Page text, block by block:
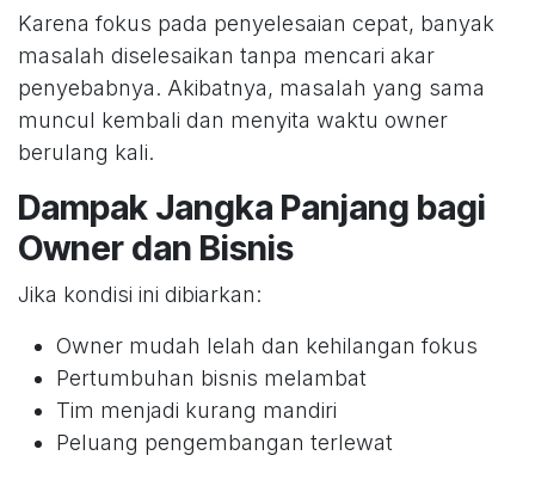
Karena fokus pada penyelesaian cepat, banyak
masalah diselesaikan tanpa mencari akar
penyebabnya. Akibatnya, masalah yang sama
muncul kembali dan menyita waktu owner
berulang kali.
Dampak Jangka Panjang bagi
Owner dan Bisnis
Jika kondisi ini dibiarkan:
Owner mudah lelah dan kehilangan fokus
Pertumbuhan bisnis melambat
Tim menjadi kurang mandiri
Peluang pengembangan terlewat